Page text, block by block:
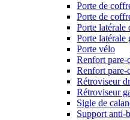
Porte de
Porte de
Porte latérale
Porte latérale
Porte vélo
Renfort pare-
Renfort pare-
Rétroviseur
Rétroviseur
Sigle de
Support anti-